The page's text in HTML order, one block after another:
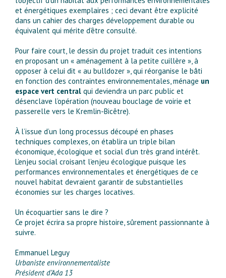
et énergétiques exemplaires ; ceci devant être explicité
dans un cahier des charges développement durable ou
équivalent qui mérite d’être consulté.
Pour faire court, le dessin du projet traduit ces intentions
en proposant un « aménagement à la petite cuillère », à
opposer à celui dit « au bulldozer », qui réorganise le bâti
en fonction des contraintes environnementales, ménage un
espace vert central qui deviendra un parc public et
désenclave l’opération (nouveau bouclage de voirie et
passerelle vers le Kremlin-Bicêtre).
À l’issue d’un long processus découpé en phases
techniques complexes, on établira un triple bilan
économique, écologique et social d’un très grand intérêt.
L’enjeu social croisant l’enjeu écologique puisque les
performances environnementales et énergétiques de ce
nouvel habitat devraient garantir de substantielles
économies sur les charges locatives.
Un écoquartier sans le dire ?
Ce projet écrira sa propre histoire, sûrement passionnante à
suivre.
Emmanuel Leguy
Urbaniste environnementaliste
Président d’Ada 13